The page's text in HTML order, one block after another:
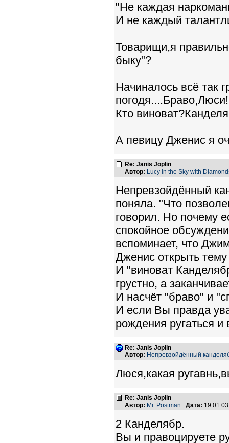
"Не каждая
И не каждый
Товарищи,я
быку"?
Начиналось всё так
Кто
А певицу Дженис я
Re: Janis Joplin
Автор: Lucy in the Sky with
Непревзойдённый
поняла. "Что
говорил. Но почему
спокойное
вспоминает, что
Дженис открыть
И "виноват
грустно, а
И насчёт "браво" и
И если Вы правда
рождения ругаться
Re: Janis Joplin
Автор: Непревзойдённый
Люся,какая
Re: Janis Joplin
Автор: Mr. Postman Дата:
2 Канделябр.
Вы и правоцируете